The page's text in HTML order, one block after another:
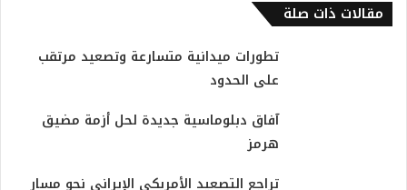
مقالات ذات صلة
تطورات ميدانية متسارعة وتصعيد مرتقب
على الحدود
آفاق دبلوماسية جديدة لحل أزمة مضيق
هرمز
تراجع التصعيد الأمريكي الإيراني نحو مسار